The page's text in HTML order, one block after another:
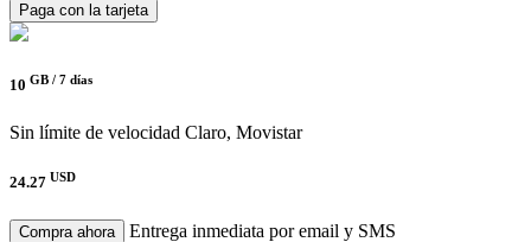
Paga con la tarjeta
10 GB / 7 días
Sin límite de velocidad Claro, Movistar
24.27 USD
Compra ahora
Entrega inmediata por email y SMS